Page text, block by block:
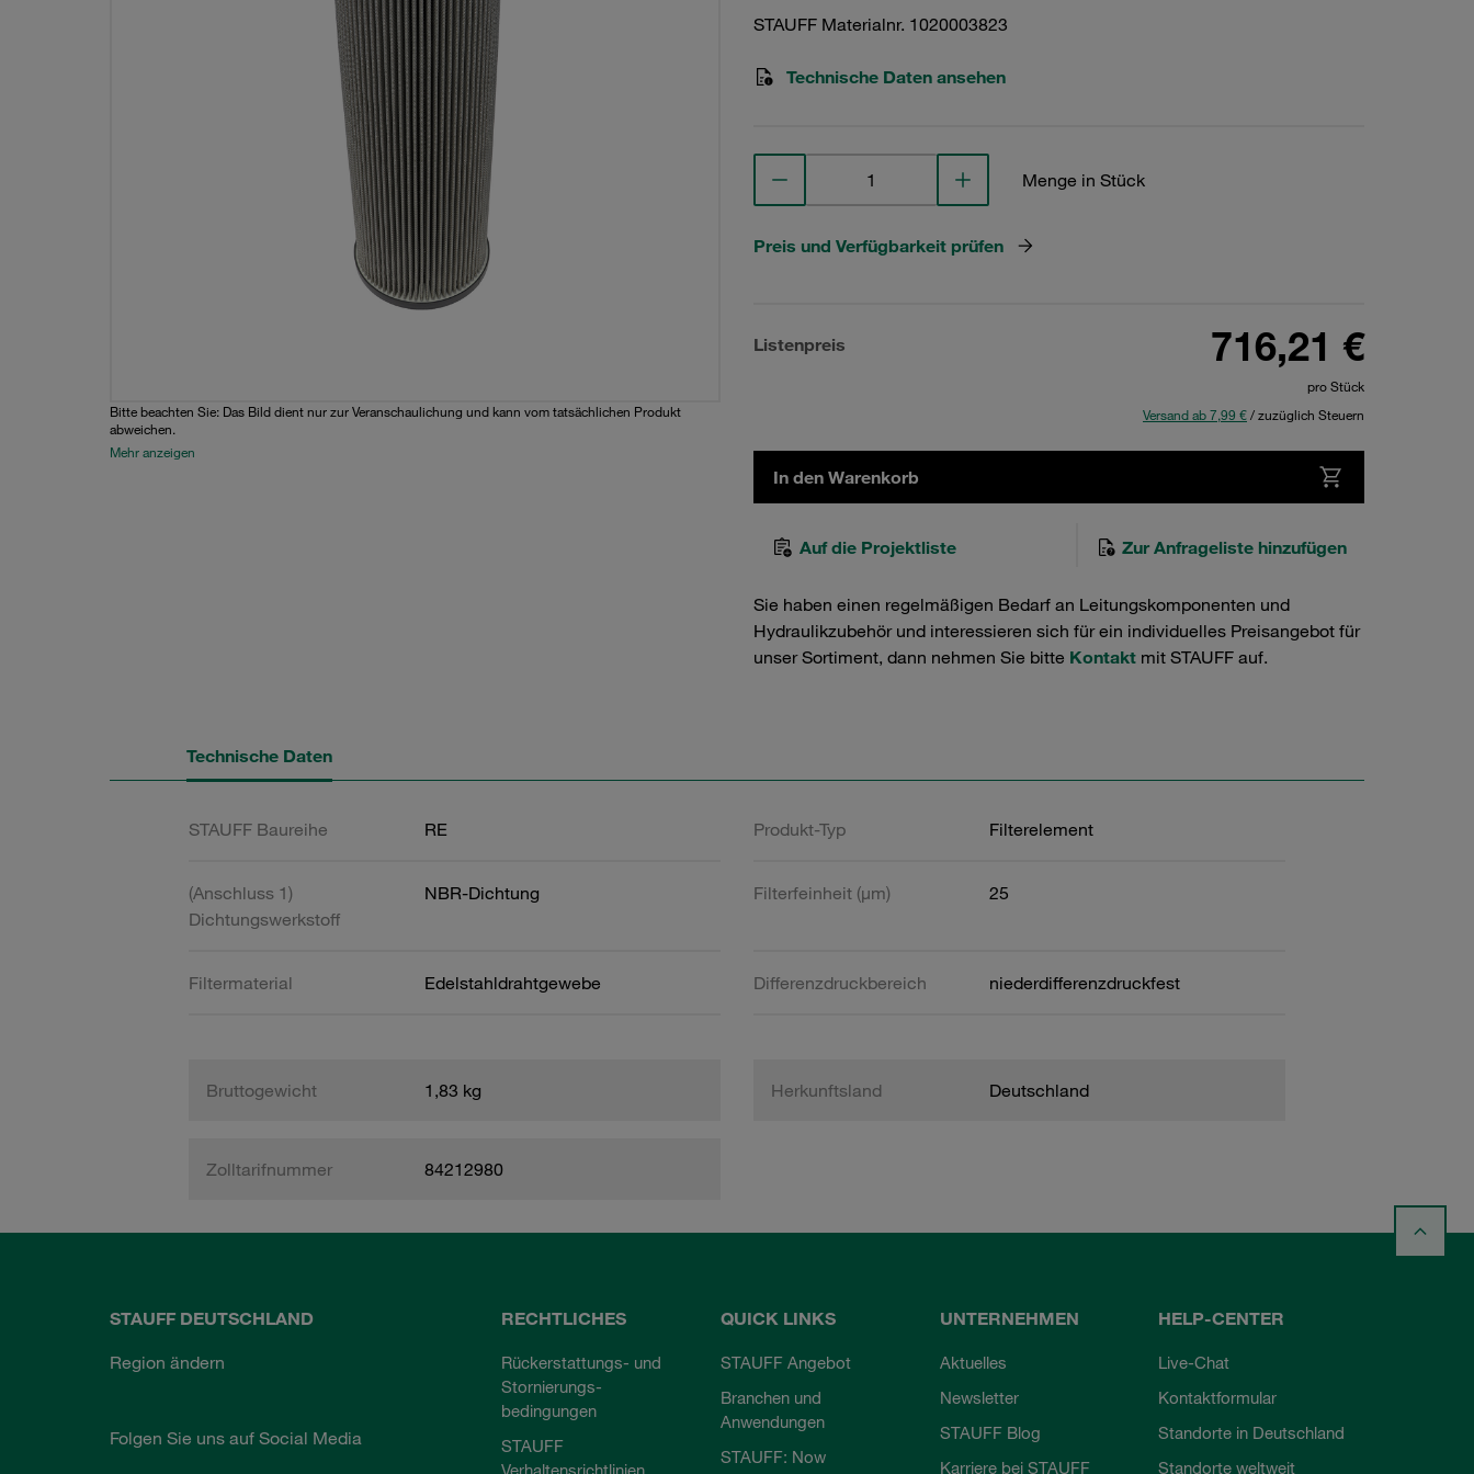
Bitte beachten Sie: Das Bild dient nur zur Veranschaulichung und kann vom tatsächlichen Produkt
abweichen.
Mehr anzeigen
STAUFF Materialnr. 1020003823
Technische Daten ansehen
Menge in Stück
Preis und Verfügbarkeit prüfen
Listenpreis 716,21 €
pro Stück
Versand ab 7,99 €/ zuzüglich Steuern
In den Warenkorb
Auf die Projektliste Zur Anfrageliste hinzufügen
Sie haben einen regelmäßigen Bedarf an Leitungskomponenten und
Hydraulikzubehör und interessieren sich für ein individuelles Preisangebot für
unser Sortiment, dann nehmen Sie bitte Kontakt mit STAUFF auf.
Technische Daten
STAUFF Baureihe RE Produkt-Typ Filterelement
(Anschluss 1)
Dichtungswerkstoff
NBR-Dichtung Filterfeinheit (µm) 25
Filtermaterial Edelstahldrahtgewebe Differenzdruckbereich niederdifferenzdruckfest
Bruttogewicht 1,83 kg Herkunftsland Deutschland
Zolltarifnummer 84212980
STAUFF DEUTSCHLAND
Region ändern
Folgen Sie uns auf Social Media
RECHTLICHES
Rückerstattungs- und
Stornierungs-
bedingungen
STAUFF
Verhaltensrichtlinien
QUICK LINKS
STAUFF Angebot
Branchen und
Anwendungen
STAUFF: Now
UNTERNEHMEN
Aktuelles
Newsletter
STAUFF Blog
Karriere bei STAUFF
HELP-CENTER
Live-Chat
Kontaktformular
Standorte in Deutschland
Standorte weltweit